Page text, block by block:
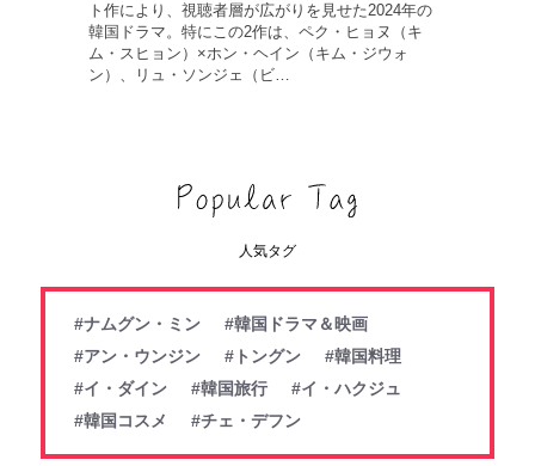
ト作により、視聴者層が広がりを見せた2024年の
韓国ドラマ。特にこの2作は、ペク・ヒョヌ（キ
ム・スヒョン）×ホン・ヘイン（キム・ジウォ
ン）、リュ・ソンジェ（ビ…
人気タグ
#ナムグン・ミン
#韓国ドラマ＆映画
#アン・ウンジン
#トングン
#韓国料理
#イ・ダイン
#韓国旅行
#イ・ハクジュ
#韓国コスメ
#チェ・デフン